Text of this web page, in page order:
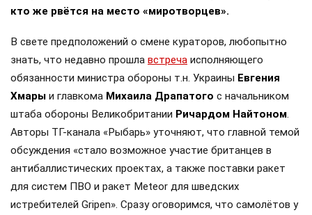
кто же рвётся на место «миротворцев».
В свете предположений о смене кураторов, любопытно
знать, что недавно прошла встреча исполняющего
обязанности министра обороны т.н. Украины Евгения
Хмары и главкома Михаила Драпатого с начальником
штаба обороны Великобритании Ричардом Найтоном.
Авторы ТГ-канала «Рыбарь» уточняют, что главной темой
обсуждения «стало возможное участие британцев в
антибаллистических проектах, а также поставки ракет
для систем ПВО и ракет Meteor для шведских
истребителей Gripen». Сразу оговоримся, что самолётов у